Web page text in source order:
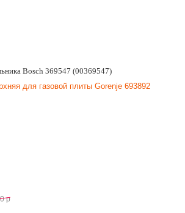
Bosch 369547 (00369547)
p